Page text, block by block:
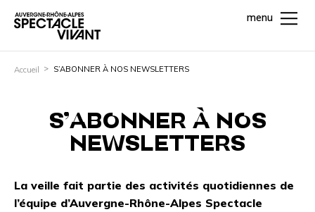
menu
Accueil S’ABONNER À NOS NEWSLETTERS
S’ABONNER À NOS
NEWSLETTERS
La veille fait partie des activités quotidiennes de
l’équipe d’Auvergne-Rhône-Alpes Spectacle